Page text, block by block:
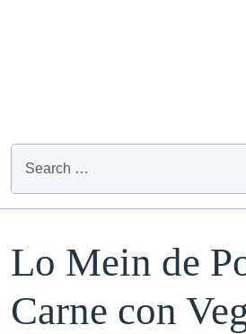
Lo Mein de
Carne con